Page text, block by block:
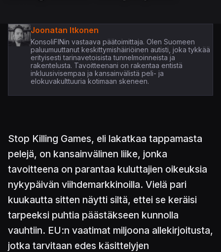
Joonatan Itkonen
KonsoliFINin vastaava päätoimittaja. Olen Suomeen
paluumuuttanut keskittymishäiriöinen autisti, joka tykkää
erityisesti tarinavetoisista tunnelmoinneista ja
rakentelusta. Tavoitteenani on rakentaa entistä
inkluusivisempaa ja kansainvälistä peli- ja
elokuvakulttuuria kotimaan skeneen.
Stop Killing Games, eli lakatkaa tappamasta
pelejä, on kansainvälinen liike, jonka
tavoitteena on parantaa kuluttajien oikeuksia
nykypäivän viihdemarkkinoilla. Vielä pari
kuukautta sitten näytti siltä, ettei se keräisi
tarpeeksi puhtia päästäkseen kunnolla
vauhtiin. EU:n vaatimat miljoona allekirjoitusta,
jotka tarvitaan edes käsittelyjen